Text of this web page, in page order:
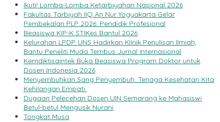
Ikuti! Lomba-Lomba Ketarbiyahan Nasional 2026
Fakultas Tarbiyah IIQ An Nur Yogyakarta Gelar
Pembekalan PLP 2026: Pendidik Profesional
Beasiswa KIP-K STIKes Bantul 2026
Kelurahan LPDP UNS Hadirkan Klinik Penulisan Ilmiah,
Bantu Peneliti Muda Tembus Jurnal Internasional
Kemdiktisaintek Buka Beasiswa Program Doktor untuk
Dosen Indonesia 2026
Menyembuhkan Sang Penyembuh: Tenaga Kesehatan Kita
Kehilangan Empati
Dugaan Pelecehan Dosen UIN Semarang ke Mahasiswi
Betul-betul Mengusik Nurani
Tongkat Musa